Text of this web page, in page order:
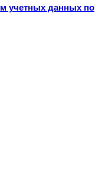
учетных данных